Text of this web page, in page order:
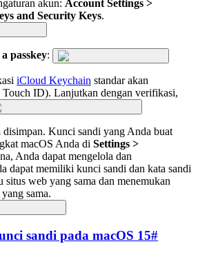
akun: Account Settings >
and Security Keys.
passkey:
iCloud Keychain standar akan
ID). Lanjutkan dengan verifikasi,
Kunci sandi yang Anda buat
macOS Anda di Settings >
Anda dapat mengelola dan
dapat memiliki kunci sandi dan kata sandi
situs web yang sama dan menemukan
sama.
sandi pada macOS 15#